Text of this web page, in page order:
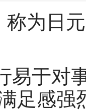
称为日
易于对
足感强